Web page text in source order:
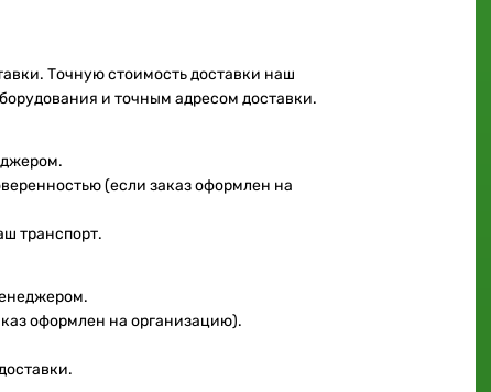
Точную стоимость доставки наш
и точным адресом доставки.
(если заказ оформлен на
транспорт.
оформлен на организацию).